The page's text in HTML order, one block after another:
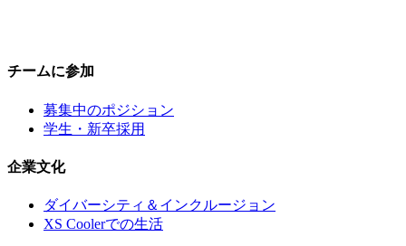
チームに参加
募集中のポジション
学生・新卒採用
企業文化
ダイバーシティ＆インクルージョン
XS Coolerでの生活